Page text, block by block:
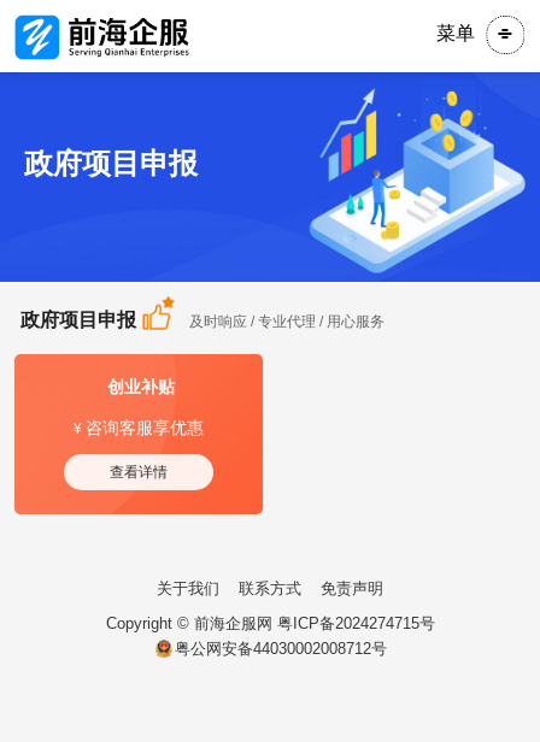
菜单
政府项目申报
政府项目申报 及时响应 / 专业代理 / 用心服务
创业补贴
¥ 咨询客服享优惠
查看详情
关于我们 联系方式
免责声明
Copyright © 前海企服网 粤ICP备2024274715号
粤公网安备44030002008712号